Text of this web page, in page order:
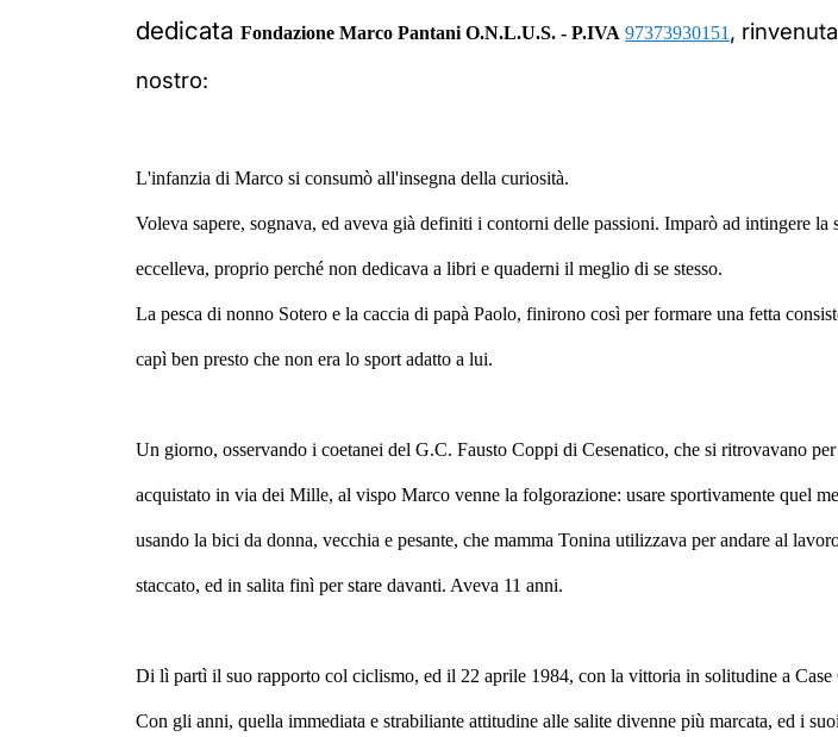
dedicata Fondazione Marco Pantani O.N.L.U.S. - P.IVA 97373930151 ,
nostro:
L'infanzia di Marco si consumò all'insegna della curiosità.
Voleva sapere, sognava, ed aveva già definiti i contorni delle passioni. Imparò ad intingere
eccelleva, proprio perché non dedicava a libri e quaderni il meglio di se stesso.
La pesca di nonno Sotero e la caccia di papà Paolo, finirono così per formare una fetta
capì ben presto che non era lo sport adatto a lui.
Un giorno, osservando i coetanei del G.C. Fausto Coppi di Cesenatico, che si ritrovavano
acquistato in via dei Mille, al vispo Marco venne la folgorazione: usare sportivamente quel
usando la bici da donna, vecchia e pesante, che mamma Tonina utilizzava per andare al
staccato, ed in salita finì per stare davanti. Aveva 11 anni.
Di lì partì il suo rapporto col ciclismo, ed il 22 aprile 1984, con la vittoria in solitudine a Case
Con gli anni, quella immediata e strabiliante attitudine alle salite divenne più marcata, ed i